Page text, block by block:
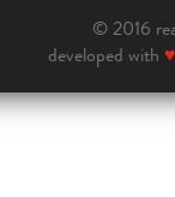
© 2016
developed with ♥